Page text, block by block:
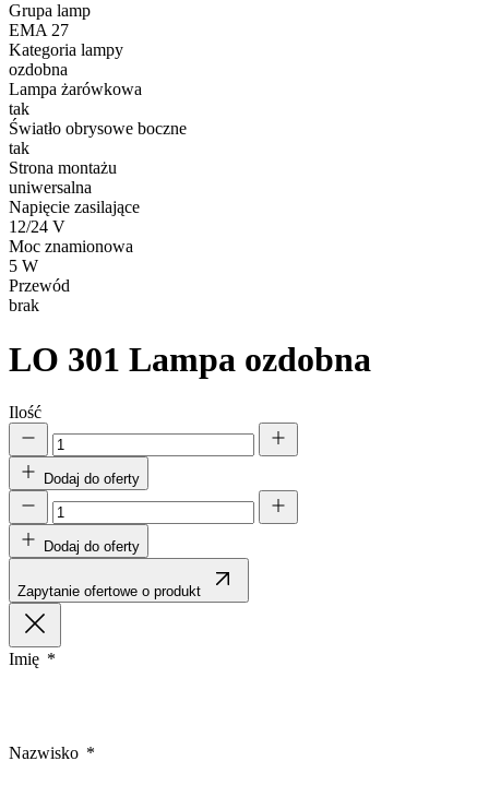
Grupa lamp
EMA 27
Kategoria lampy
ozdobna
Lampa żarówkowa
tak
Światło obrysowe boczne
tak
Strona montażu
uniwersalna
Napięcie zasilające
12/24 V
Moc znamionowa
5 W
Przewód
brak
LO 301 Lampa ozdobna
Ilość
Dodaj do oferty
Dodaj do oferty
Zapytanie ofertowe o produkt
Imię
Nazwisko